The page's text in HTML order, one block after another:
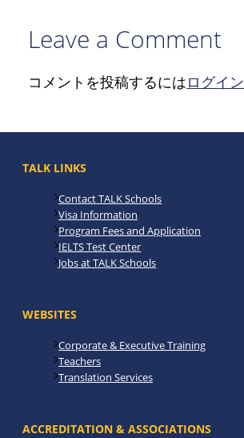
Leave a Comment
コメントを投稿するにはログイン
TALK LINKS
Contact TALK Schools
Visa Information
Program Fees and Application
IELTS Test Center
Jobs at TALK Schools
WEBSITES
Corporate & Executive Training
Teachers
Translation Services
ACCREDITATION & ASSOCIATIONS